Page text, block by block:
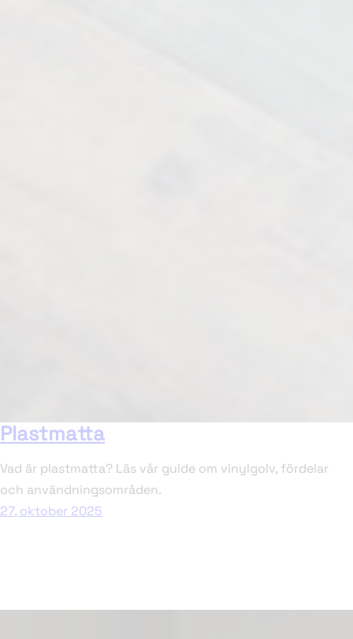
Plastmatta
Vad är plastmatta? Läs vår guide om vinylgolv, fördelar
och användningsområden.
27, oktober 2025